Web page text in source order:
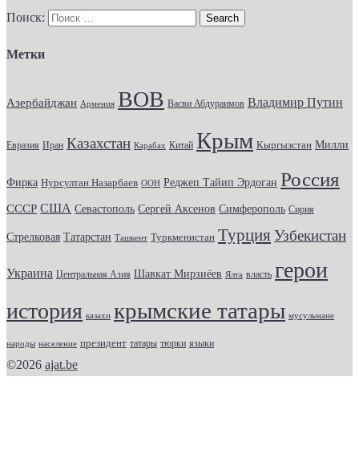
Поиск:
Метки
Азербайджан Армения ВОВ Васви Абдураимов Владимир Путин
Евразия Иран Казахстан Карабах Китай Крым Кыргызстан Милли
Фирка Нурсултан Назарбаев ООН Реджеп Тайип Эрдоган Россия
СССР США Севастополь Сергей Аксенов Симферополь Сирия
Стрелковая Татарстан Ташкент Туркменистан Турция Узбекистан
Украина Центральная Азия Шавкат Мирзиёев Ялта власть герои
история казахи крымские татары мусульмане
народы население президент татары тюрки языки
©2026 ajat.be